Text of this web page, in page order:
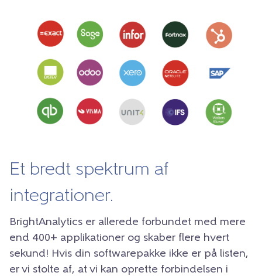
Et bredt spektrum af
integrationer.
BrightAnalytics er allerede forbundet med mere
end 400+ applikationer og skaber flere hvert
sekund! Hvis din softwarepakke ikke er på listen,
er vi stolte af, at vi kan oprette forbindelsen i